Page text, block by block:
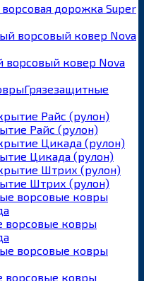
ворсовая дорожка Super
ворсовый ковер Nova
Грязезащитные
Райс (рулон)
Цикада (рулон)
Штрих (рулон)
ворсовые ковры
ворсовые ковры